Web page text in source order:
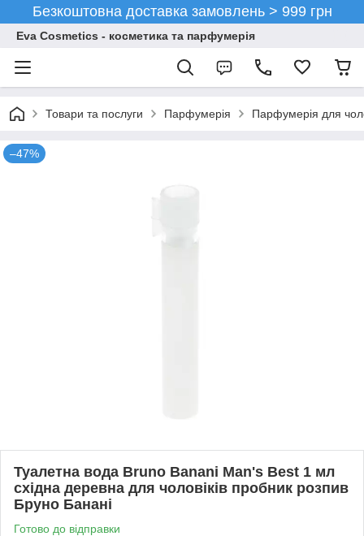
Безкоштовна доставка замовлень > 999 грн
Eva Cosmetics - косметика та парфумерія
Товари та послуги Парфумерія Парфумерія для
–47%
Туалетна вода Bruno Banani Man's Best 1 мл
східна деревна для чоловіків пробник розпив
Бруно Банані
Готово до відправки